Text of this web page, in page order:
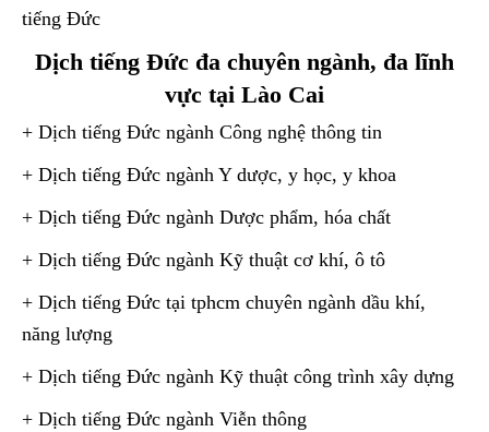
tiếng Đức
Dịch tiếng Đức đa chuyên ngành, đa lĩnh
vực tại Lào Cai
+ Dịch tiếng Đức ngành Công nghệ thông tin
+ Dịch tiếng Đức ngành Y dược, y học, y khoa
+ Dịch tiếng Đức ngành Dược phẩm, hóa chất
+ Dịch tiếng Đức ngành Kỹ thuật cơ khí, ô tô
+ Dịch tiếng Đức tại tphcm chuyên ngành dầu khí,
năng lượng
+ Dịch tiếng Đức ngành Kỹ thuật công trình xây dựng
+ Dịch tiếng Đức ngành Viễn thông